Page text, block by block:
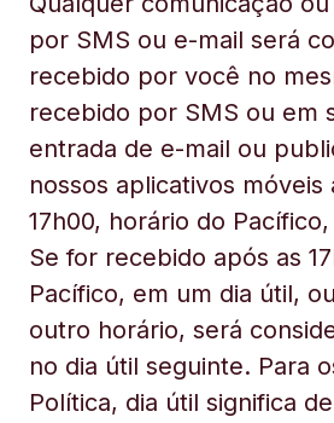
por SMS ou e-mail será
recebido por você no
recebido por SMS ou em
entrada de e-mail ou
nossos aplicativos móveis
17h00, horário do
Se for recebido após as
Pacífico, em um dia útil,
outro horário, será
no dia útil seguinte. Para
Política, dia útil significa